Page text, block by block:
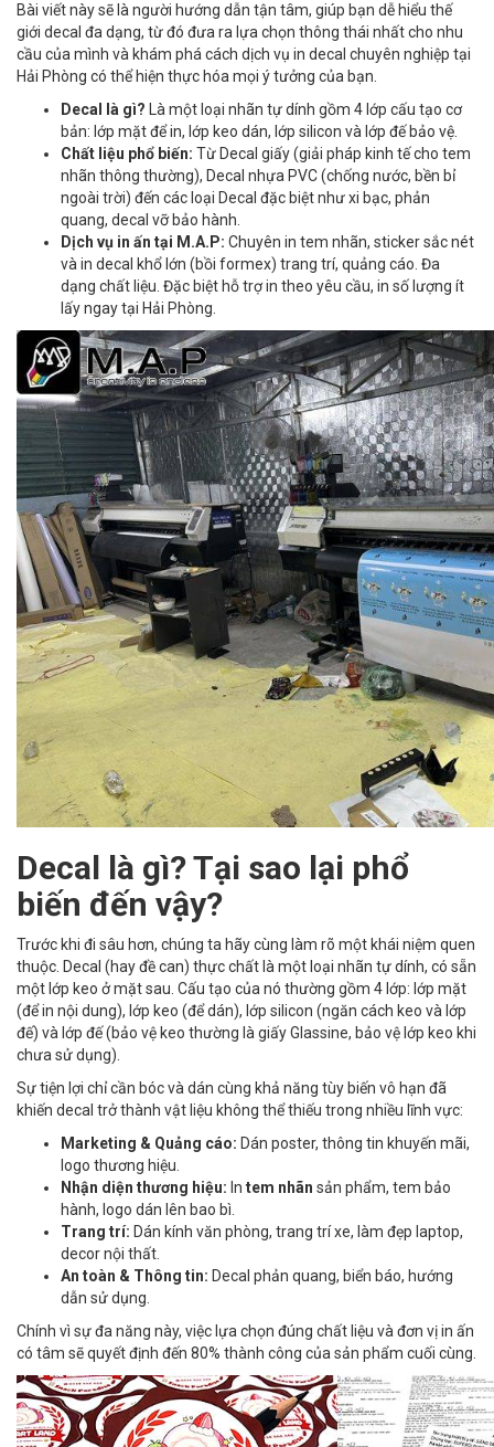
Bài viết này sẽ là người hướng dẫn tận tâm, giúp bạn dễ hiểu thế
giới decal đa dạng, từ đó đưa ra lựa chọn thông thái nhất cho nhu
cầu của mình và khám phá cách dịch vụ in decal chuyên nghiệp tại
Hải Phòng có thể hiện thực hóa mọi ý tưởng của bạn.
Decal là gì? Là một loại nhãn tự dính gồm 4 lớp cấu tạo cơ
bản: lớp mặt để in, lớp keo dán, lớp silicon và lớp đế bảo vệ
Chất liệu phổ biến: Từ Decal giấy (giải pháp kinh tế cho tem
nhãn thông thường), Decal nhựa PVC (chống nước, bền bỉ
ngoài trời) đến các loại Decal đặc biệt như xi bạc, phản
quang, decal vỡ bảo hành
Dịch vụ in ấn tại M.A.P: Chuyên in tem nhãn, sticker sắc nét
và in decal khổ lớn (bồi formex) trang trí, quảng cáo . Đa
dạng chất liệu. Đặc biệt hỗ trợ in theo yêu cầu, in số lượng ít
lấy ngay tại Hải Phòng
Decal là gì? Tại sao lại phổ
biến đến vậy?
Trước khi đi sâu hơn, chúng ta hãy cùng làm rõ một khái niệm quen
thuộc. Decal (hay đề can) thực chất là một loại nhãn tự dính, có sẵn
một lớp keo ở mặt sau. Cấu tạo của nó thường gồm 4 lớp: lớp mặt
(để in nội dung), lớp keo (để dán), lớp silicon (ngăn cách keo và lớp
đế) và lớp đế (bảo vệ keo thường là giấy Glassine, bảo vệ lớp keo khi
chưa sử dụng).
Sự tiện lợi chỉ cần bóc và dán cùng khả năng tùy biến vô hạn đã
khiến decal trở thành vật liệu không thể thiếu trong nhiều lĩnh vực:
Marketing & Quảng cáo: Dán poster, thông tin khuyến mãi,
logo thương hiệu.
Nhận diện thương hiệu: In tem nhãn sản phẩm, tem bảo
hành, logo dán lên bao bì.
Trang trí: Dán kính văn phòng, trang trí xe, làm đẹp laptop,
decor nội thất.
An toàn & Thông tin: Decal phản quang, biển báo, hướng
dẫn sử dụng.
Chính vì sự đa năng này, việc lựa chọn đúng chất liệu và đơn vị in ấn
có tâm sẽ quyết định đến 80% thành công của sản phẩm cuối cùng.